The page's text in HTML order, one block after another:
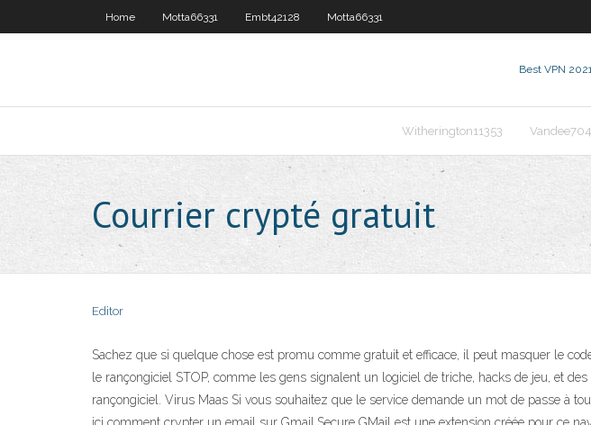
Home Motta66331 Embt42128 Motta66331
Best VPN
Witherington11353
Courrier crypté gratuit
Editor
Sachez que si quelque chose est promu comme gratuit et efficace, il peut masquer le
le rançongiciel STOP, comme les gens signalent un logiciel de triche, hacks de jeu, et
rançongiciel. Virus Maas Si vous souhaitez que le service demande un mot de passe à